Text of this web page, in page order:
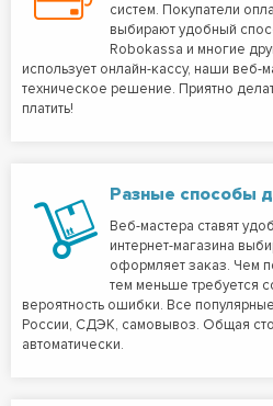
систем. Покупатели
выбирают удобный
Robokassa и многие
использует онлайн-кассу, наши веб-
техническое решение. Приятно
платить!
Разные способы
Веб-мастера ставят
интернет-магазина
оформляет заказ. Чем
тем меньше требуется
вероятность ошибки. Все
России, СДЭК, самовывоз. Общая
автоматически.